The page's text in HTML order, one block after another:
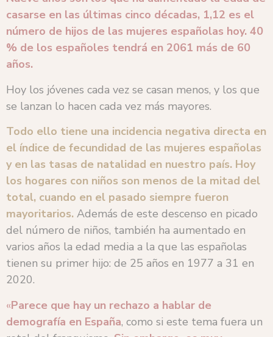
casarse en las últimas cinco décadas, 1,12 es el
número de hijos de las mujeres españolas hoy. 40
% de los españoles tendrá en 2061 más de 60
años.
Hoy los jóvenes cada vez se casan menos, y los que
se lanzan lo hacen cada vez más mayores.
Todo ello tiene una incidencia negativa directa en
el índice de fecundidad de las mujeres españolas
y en las tasas de natalidad en nuestro país. Hoy
los hogares con niños son menos de la mitad del
total, cuando en el pasado siempre fueron
mayoritarios. Además de este descenso en picado
del número de niños, también ha aumentado en
varios años la edad media a la que las españolas
tienen su primer hijo: de 25 años en 1977 a 31 en
2020.
«Parece que hay un rechazo a hablar de
demografía en España, como si este tema fuera un